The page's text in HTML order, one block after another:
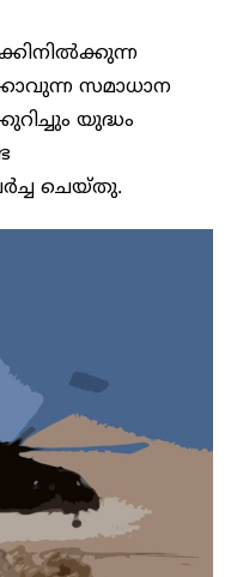
സമാധാന
യുദ്ധം
ചെയ്തു.